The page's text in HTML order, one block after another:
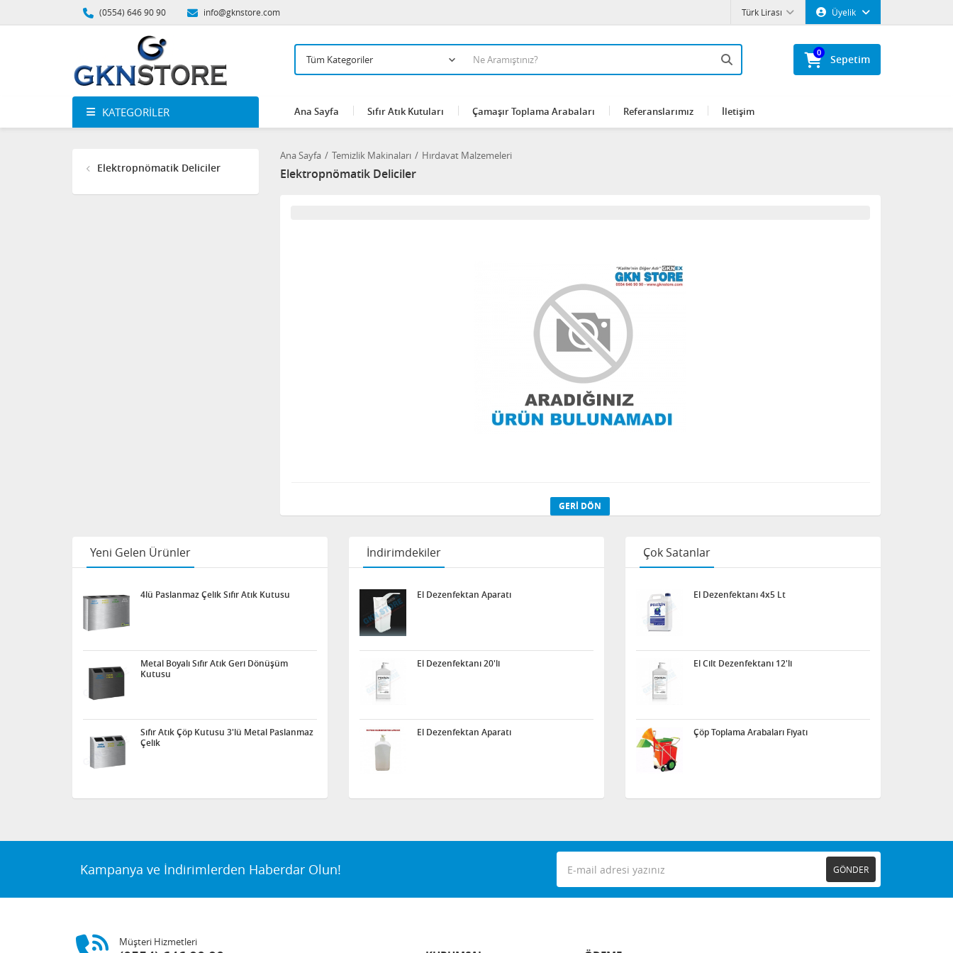
(0554) 646 90 90 info@gknstore.com Üyelik
Türk Lirası
Sepetim
0
KATEGORILER Ana Sayfa Sıfır Atık Kutuları Çamaşır Toplama Arabaları Referanslarımız İletişim
Elektropnömatik Deliciler
Ana Sayfa Temizlik Makinaları Hırdavat Malzemeleri
Elektropnömatik Deliciler
GERI DÖN
Yeni Gelen Ürünler
4lü Paslanmaz Çelik Sıfır Atık Kutusu
Metal Boyalı Sıfır Atık Geri Dönüşüm
Kutusu
Sıfır Atık Çöp Kutusu 3'lü Metal Paslanmaz
Çelik
İndirimdekiler
El Dezenfektan Aparatı
El Dezenfektanı 20'li
El Dezenfektan Aparatı
Çok Satanlar
El Dezenfektanı 4x5 Lt
El Cilt Dezenfektanı 12'li
Çöp Toplama Arabaları Fiyatı
Kampanya ve İndirimlerden Haberdar Olun! GÖNDER
Müşteri Hizmetleri